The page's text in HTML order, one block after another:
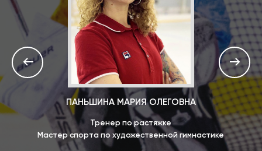
ПАНЬШИНА МАРИЯ ОЛЕГОВНА
Тренер по растяжке
Мастер спорта по художественной гимнастике